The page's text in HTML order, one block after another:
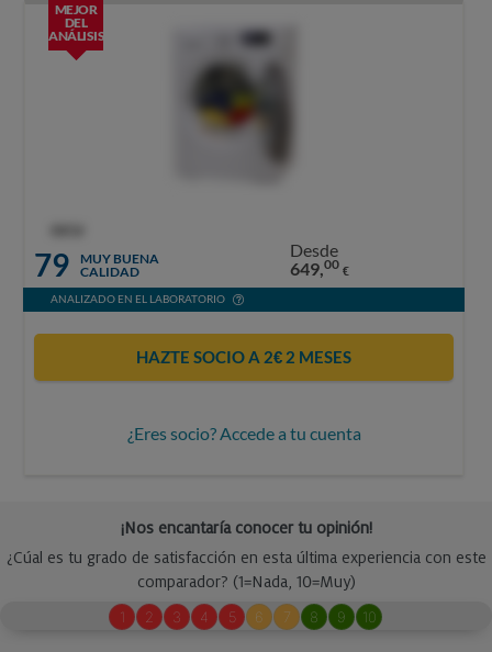
MEJOR
DEL
ANÁLISIS
79
MUY BUENA
CALIDAD
Desde
649,00 €
ANALIZADO EN EL LABORATORIO
HAZTE SOCIO A 2€ 2 MESES
¿Eres socio? Accede a tu cuenta